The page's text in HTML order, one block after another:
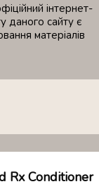
інтернет-
даного сайту є
матеріалів
Rx Conditioner